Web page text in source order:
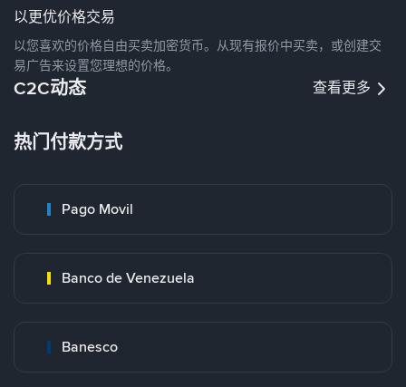
以更优价格交易
以您喜欢的价格自由买卖加密货币。从现有报价中买卖，或创建交
易广告来设置您理想的价格。
C2C动态 查看更多
热门付款方式
Pago Movil
Banco de Venezuela
Banesco